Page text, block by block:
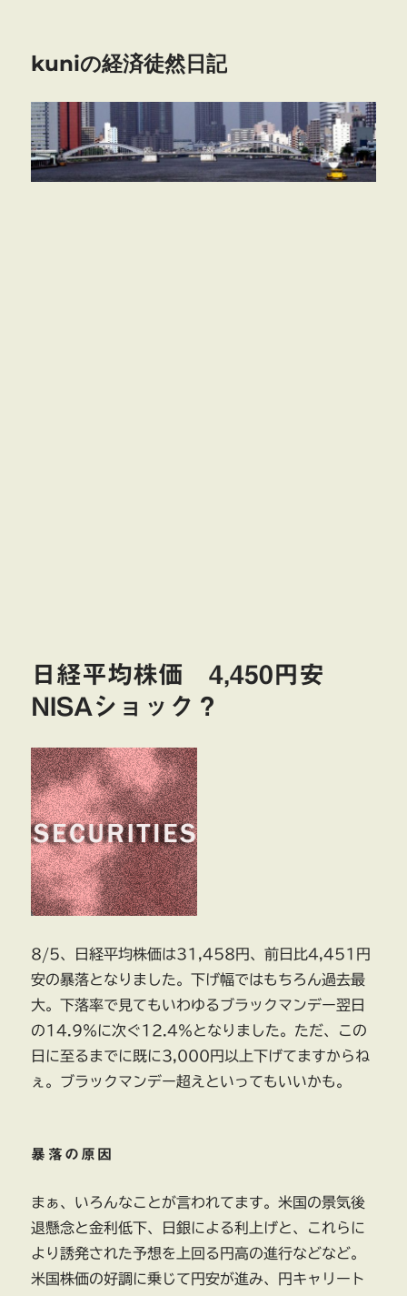
kuniの経済徒然日記
日経平均株価 4,450円安
NISAショック？
8/5、日経平均株価は31,458円、前日比4,451円
安の暴落となりました。下げ幅ではもちろん過去最
大。下落率で見てもいわゆるブラックマンデー翌日
の14.9％に次ぐ12.4％となりました。ただ、この
日に至るまでに既に3,000円以上下げてますからね
ぇ。ブラックマンデー超えといってもいいかも。
暴落の原因
まぁ、いろんなことが言われてます。米国の景気後
退懸念と金利低下、日銀による利上げと、これらに
より誘発された予想を上回る円高の進行などなど。
米国株価の好調に乗じて円安が進み、円キャリート